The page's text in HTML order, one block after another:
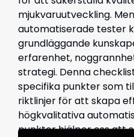
mjukvaruutveckling.
automatiserade tester
grundläggande
erfarenhet,
strategi. Denna
specifika punkter som
riktlinjer för att skapa
högkvalitativa
punkter hjälper oss att